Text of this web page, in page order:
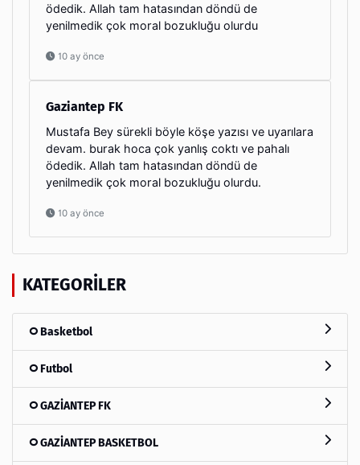
ödedik. Allah tam hatasından döndü de
yenilmedik çok moral bozukluğu olurdu
10 ay önce
Gaziantep FK
Mustafa Bey sürekli böyle köşe yazısı ve uyarılara
devam. burak hoca çok yanlış coktı ve pahalı
ödedik. Allah tam hatasından döndü de
yenilmedik çok moral bozukluğu olurdu.
10 ay önce
KATEGORILER
Basketbol
Futbol
GAZİANTEP FK
GAZİANTEP BASKETBOL